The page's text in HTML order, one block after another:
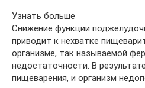
Узнать больше
Снижение функции
приводит к нехватке
организме, так называемой
недостаточности. В
пищеварения, и организм